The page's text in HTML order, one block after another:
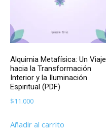
Alquimia Metafísica: Un Viaje
hacia la Transformación
Interior y la Iluminación
Espiritual (PDF)
$11.000
Añadir al carrito